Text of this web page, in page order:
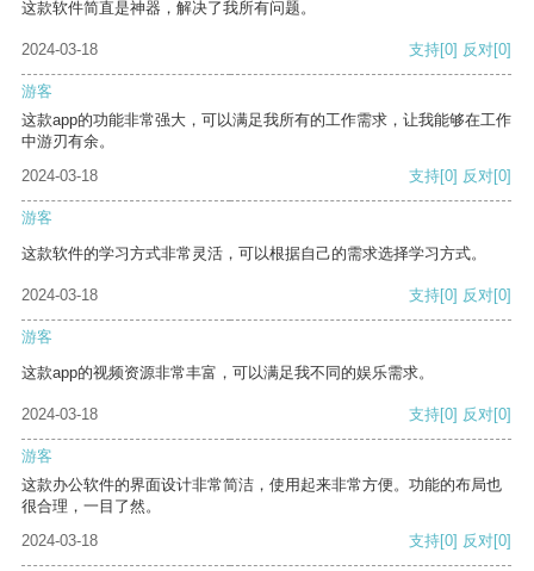
这款软件简直是神器，解决了我所有问题。
2024-03-18 支持[0] 反对[0]
游客
这款app的功能非常强大，可以满足我所有的工作需求，让我能够在工作
中游刃有余。
2024-03-18
支持[0] 反对[0]
游客
这款软件的学习方式非常灵活，可以根据自己的需求选择学习方式。
2024-03-18 支持[0] 反对[0]
游客
这款app的视频资源非常丰富，可以满足我不同的娱乐需求。
2024-03-18 支持[0] 反对[0]
游客
这款办公软件的界面设计非常简洁，使用起来非常方便。功能的布局也
很合理，一目了然。
2024-03-18
支持[0] 反对[0]